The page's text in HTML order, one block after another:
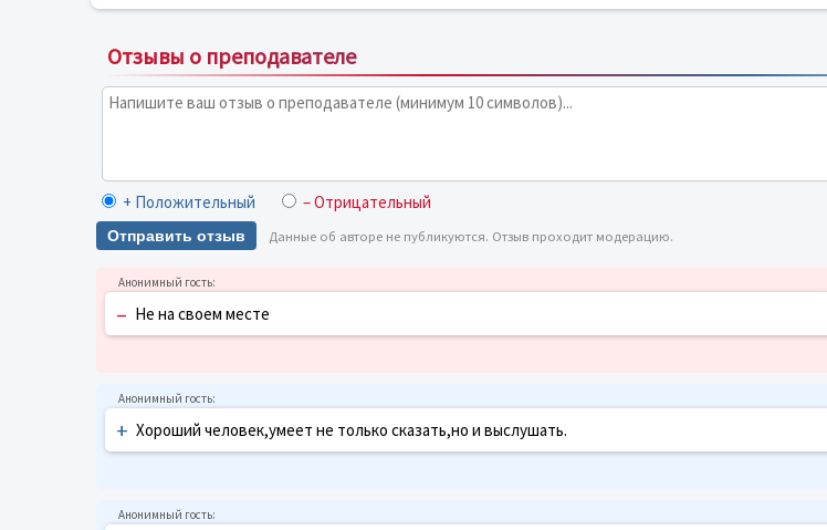
Отзывы о преподавателе
+ Положительный – Отрицательный
Отправить отзыв Данные об авторе не публикуются. Отзыв проходит модерацию.
– Не на своем месте
+ Хороший человек,умеет не только сказать,но и выслушать.